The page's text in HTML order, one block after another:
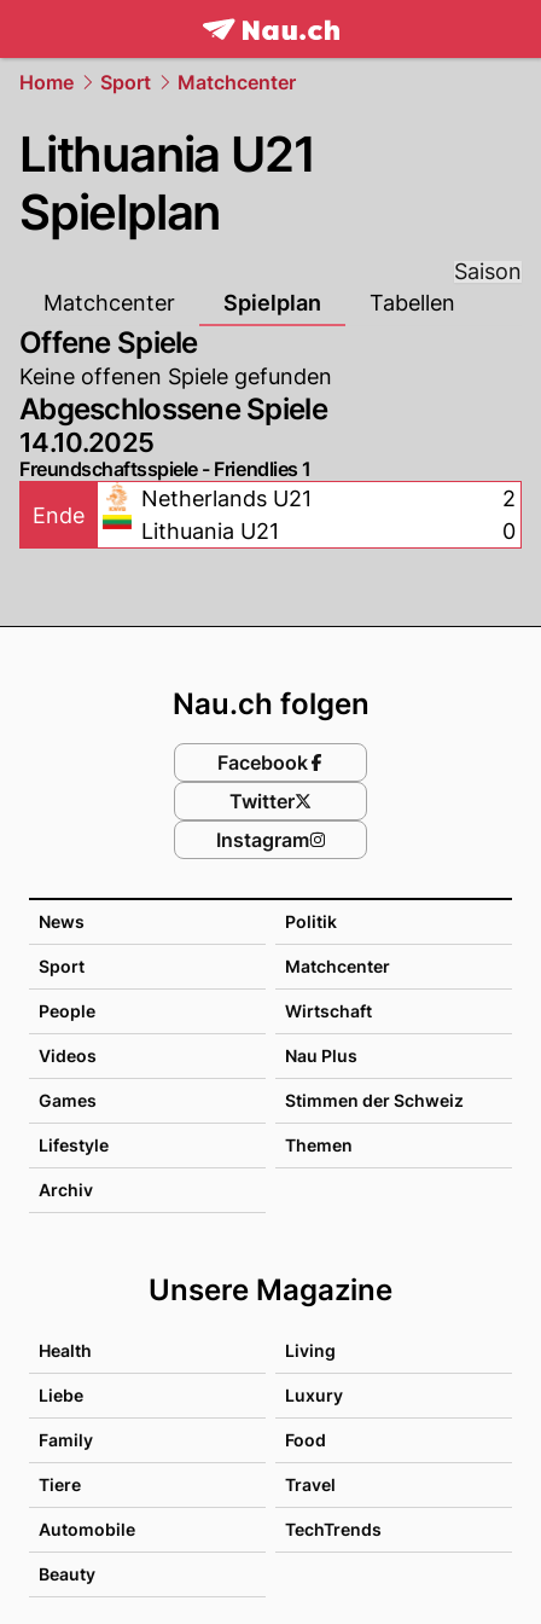
frontpage.NAU.ch
Home Sport Matchcenter
Lithuania U21
Spielplan
Saison
Matchcenter
Spielplan Tabellen
Offene Spiele
Keine offenen Spiele gefunden
Abgeschlossene Spiele
14.10.2025
Freundschaftsspiele - Friendlies 1
Ende
Netherlands U21
Lithuania U21
2
0
News Politik
Sport Matchcenter
People Wirtschaft
Videos Nau Plus
Games Stimmen der Schweiz
Lifestyle Themen
Archiv
Unsere Magazine
Health Living
Liebe Luxury
Family Food
Tiere Travel
Automobile TechTrends
Beauty
Nau.ch folgen
Facebook
Twitter
Instagram